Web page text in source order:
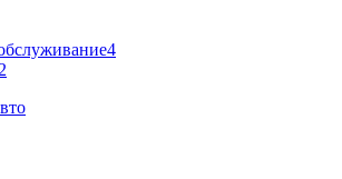
4
2